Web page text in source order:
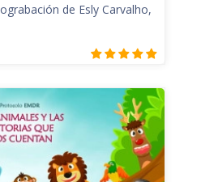
de Esly Carvalho,